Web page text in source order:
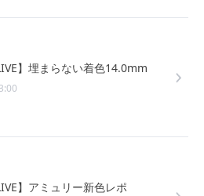
】埋まらない着色14.0mm
】アミュリー新色レポ